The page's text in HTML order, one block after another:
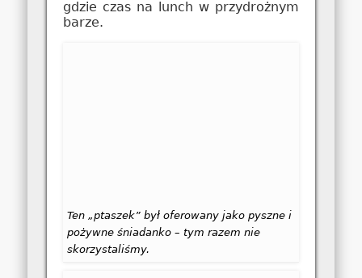
gdzie czas na lunch w przydrożnym
barze.
Ten „ptaszek” był oferowany jako pyszne i
pożywne śniadanko – tym razem nie
skorzystaliśmy.